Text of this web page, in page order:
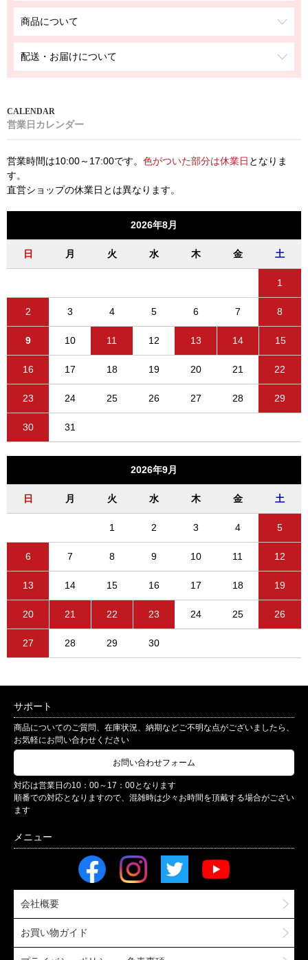
商品について
配送・お届けについて
営業日カレンダー
営業時間は10:00～17:00です。 色がついた部分は休業日 となりま
す。
直営ショップの休業日とは異なります。
2026年8月
日 月 火 水 木 金 土
1
2 3 4 5 6 7 8
9 10 11 12 13 14 15
16 17 18 19 20 21 22
23 24 25 26 27 28 29
30 31
2026年9月
日 月 火 水 木 金 土
1 2 3 4 5
6 7 8 9 10 11 12
13 14 15 16 17 18 19
20 21 22 23 24 25 26
27 28 29 30
サポート
商品についてのご質問、在庫状況、納期などご不明な点がございましたら、
お気軽にお問い合わせください
お問い合わせフォーム
対応は営業日の10：00～17：00となります
順番での対応となりますので、混雑時は少々お時間を頂戴する場合がござい
ます
会社概要
お買い物ガイド